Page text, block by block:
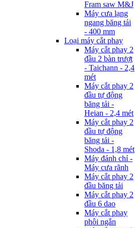
Fram saw M&J
Máy cưa lạng
ngang băng tải
- 400 mm
Loại máy cắt phay
Máy cắt phay 2
đầu 2 bàn trượt
- Taichann - 2,4
mét
Máy cắt phay 2
đầu tự động
băng tải -
Heian - 2,4 mét
Máy cắt phay 2
đầu tự động
băng tải -
Shoda - 1,8 mét
Máy đánh chỉ -
Máy cưa rãnh
Máy cắt phay 2
đầu băng tải
Máy cắt phay 2
đầu 6 dao
Máy cắt phay
phôi ngắn